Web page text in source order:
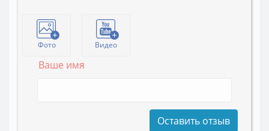
Фото Видео
Ваше имя
Оставить отзыв